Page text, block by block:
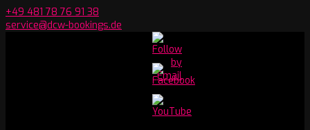
Skip
to
+49 481 78 76 91 38
service@dcw-bookings.de